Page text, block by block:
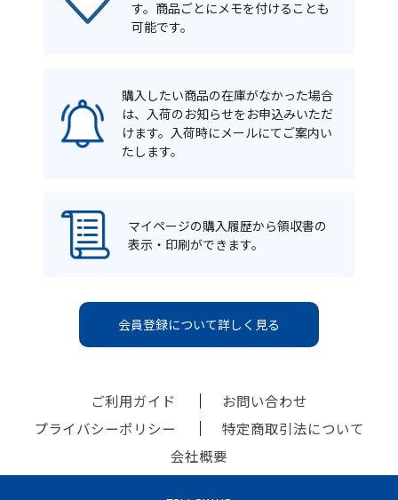
す。商品ごとにメモを付けることも
可能です。
購入したい商品の在庫がなかった場合
は、入荷のお知らせをお申込みいただ
けます。入荷時にメールにてご案内い
たします。
マイページの購入履歴から領収書の
表示・印刷ができます。
会員登録について詳しく見る
ご利用ガイド
お問い合わせ
プライバシーポリシー
特定商取引法について
会社概要